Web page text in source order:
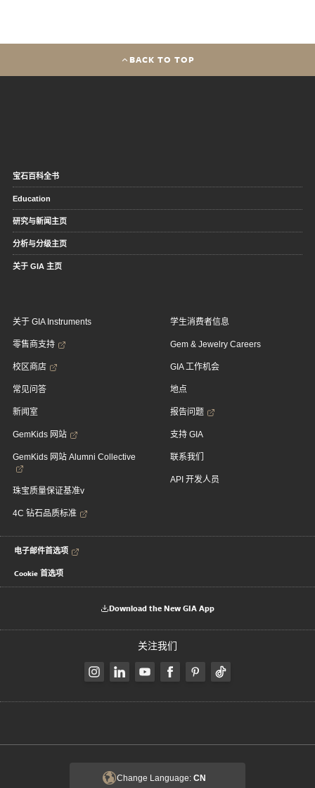
BACK TO TOP
宝石百科全书
Education
研究与新闻主页
分析与分级主页
关于 GIA 主页
关于 GIA Instruments
零售商支持
校区商店
常见问答
新闻室
GemKids 网站
GemKids 网站 Alumni Collective
珠宝质量保证基准v
4C 钻石品质标准
学生消费者信息
Gem & Jewelry Careers
GIA 工作机会
地点
报告问题
支持 GIA
联系我们
API 开发人员
电子邮件首选项
Cookie 首选项
Download the New GIA App
关注我们
Change Language: CN